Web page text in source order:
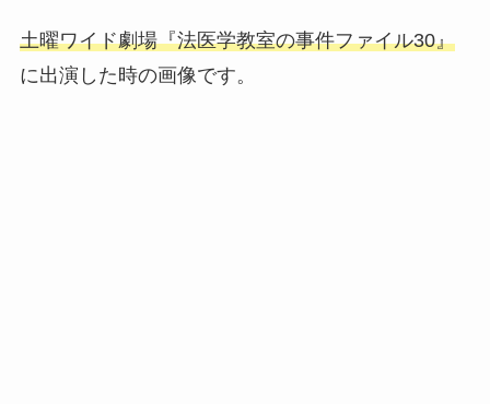
土曜ワイド劇場『法医学教室の事件ファイル30』
に出演した時の画像です。